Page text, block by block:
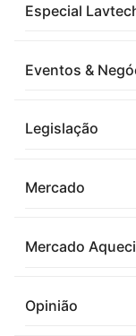
Especial
Eventos &
Legislação
Mercado
Mercado
Opinião